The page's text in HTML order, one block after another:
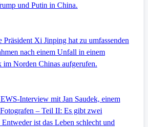
und Putin in China.
Präsident Xi Jinping hat zu umfassenden
nach einem Unfall in einem
Norden Chinas aufgerufen.
Interview mit Jan Saudek, einem
– Teil II: Es gibt zwei
Entweder ist das Leben schlecht und